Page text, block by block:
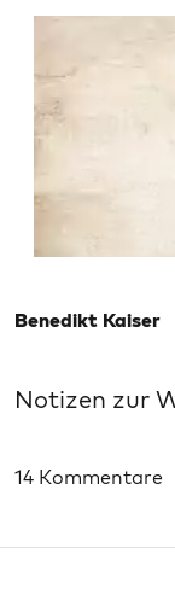
Benedikt Kaiser
Notizen zur
14 Kommentare